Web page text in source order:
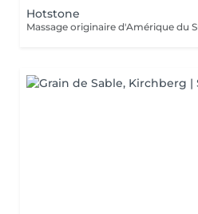
Hotstone